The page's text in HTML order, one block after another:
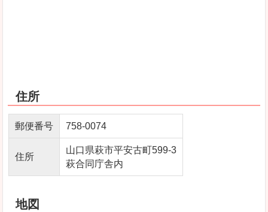
住所
郵便番号 758‐0074
住所
山口県萩市平安古町599‐3
萩合同庁舎内
地図